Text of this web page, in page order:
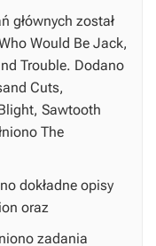
głównych został
Would Be Jack,
Trouble. Dodano
Cuts,
, Sawtooth
The
dokładne opisy
oraz
zadania